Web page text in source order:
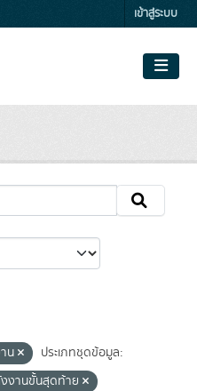
เข้าสู่ระบบ
น
ประเภทชุดข้อมูล:
งานขั้นสุดท้าย